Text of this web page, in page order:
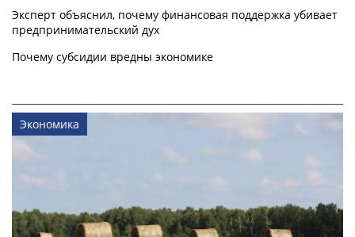
Эксперт объяснил, почему финансовая поддержка убивает
предпринимательский дух
Почему субсидии вредны экономике
Экономика